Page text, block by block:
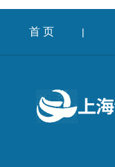
首 页 |